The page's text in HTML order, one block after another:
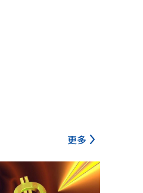
更多